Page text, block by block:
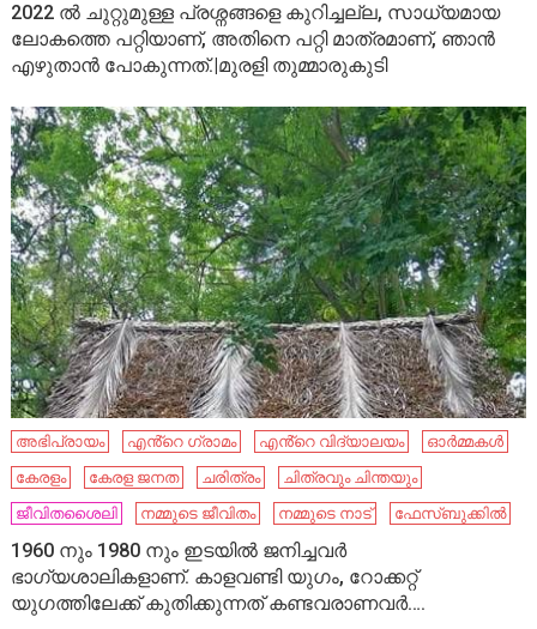
2022 ൽ ചുറ്റുമുള്ള പ്രശ്നങ്ങളെ കുറിച്ചല്ല, സാധ്യമായ
ലോകത്തെ പറ്റിയാണ്, അതിനെ പറ്റി മാത്രമാണ്, ഞാൻ
എഴുതാൻ പോകുന്നത്.|മുരളി തുമ്മാരുകുടി
അഭിപ്രായം എൻ്റെ ഗ്രാമം എൻ്റെ വിദ്യാലയം
ഓർമ്മകൾ
കേരളം
കേരള ജനത ചരിത്രം
ചിത്രവും ചിന്തയും
ജീവിതശൈലി
നമ്മുടെ ജീവിതം നമ്മുടെ നാട്‌ ഫേസ്ബുക്കിൽ
1960 നും 1980 നും ഇടയിൽ ജനിച്ചവർ
ഭാഗ്യശാലികളാണ്. കാളവണ്ടി യുഗം, റോക്കറ്റ്
യുഗത്തിലേക്ക് കുതിക്കുന്നത് കണ്ടവരാണവർ….